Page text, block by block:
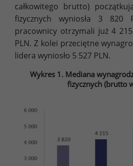
całkowitego brutto)
fizycznych wyniosła 3 820
pracownicy otrzymali już 4
PLN. Z kolei przeciętne
lidera wyniosło 5 527 PLN.
Wykres 1. Mediana
fizycznych (brutto